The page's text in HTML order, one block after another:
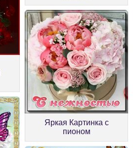
Яркая Картинка с
пионом